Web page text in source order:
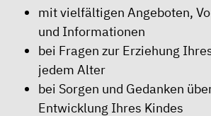
mit vielfältigen Angeboten,
und Informationen
bei Fragen zur Erziehung
jedem Alter
bei Sorgen und Gedanken
Entwicklung Ihres Kindes